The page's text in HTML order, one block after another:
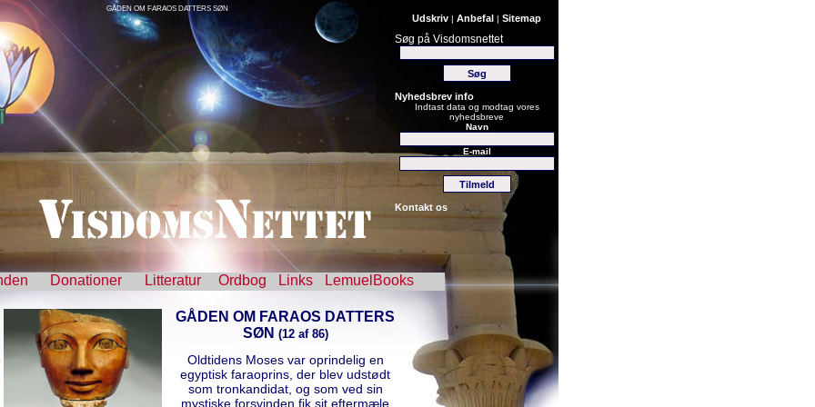
Udskriv | Anbefal | Sitemap
Søg på Visdomsnettet
Nyhedsbrev info
Indtast data og modtag vores
nyhedsbreve
Navn
E-mail
Kontakt os
GÅDEN OM FARAOS DATTERS SØN
Donationer Litteratur Ordbog Links LemuelBooks
GÅDEN OM FARAOS DATTERS
SØN (12 af 86)
Oldtidens Moses var oprindelig en
egyptisk faraoprins, der blev udstødt
som tronkandidat, og som ved sin
mystiske forsvinden fik sit eftermæle